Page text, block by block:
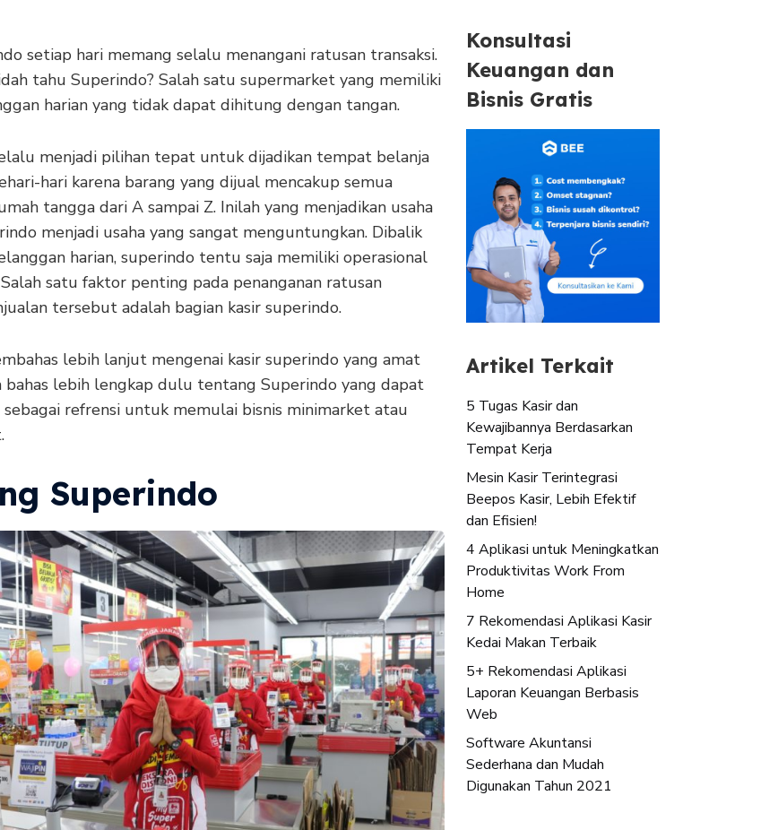
setiap hari memang selalu menangani ratusan transaksi.
tahu Superindo? Salah satu supermarket yang memiliki
harian yang tidak dapat dihitung dengan tangan.
menjadi pilihan tepat untuk dijadikan tempat belanja
hari karena barang yang dijual mencakup semua
tangga dari A sampai Z. Inilah yang menjadikan usaha
menjadi usaha yang sangat menguntungkan. Dibalik
harian, superindo tentu saja memiliki operasional
satu faktor penting pada penanganan ratusan
tersebut adalah bagian kasir superindo.
lebih lanjut mengenai kasir superindo yang amat
bahas lebih lengkap dulu tentang Superindo yang dapat
sebagai refrensi untuk memulai bisnis minimarket atau
Superindo
Konsultasi
Keuangan dan
Bisnis Gratis
Artikel Terkait
5 Tugas Kasir dan
Kewajibannya Berdasarkan
Tempat Kerja
Mesin Kasir Terintegrasi
Beepos Kasir, Lebih Efektif
dan Efisien!
4 Aplikasi untuk Meningkatkan
Produktivitas Work From
Home
7 Rekomendasi Aplikasi Kasir
Kedai Makan Terbaik
5+ Rekomendasi Aplikasi
Laporan Keuangan Berbasis
Web
Software Akuntansi
Sederhana dan Mudah
Digunakan Tahun 2021